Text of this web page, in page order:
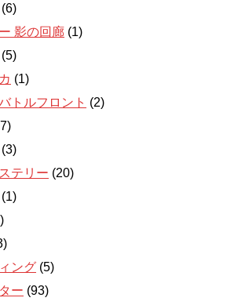
(6)
影の回廊 (1)
(5)
(1)
トルフロント (2)
(3)
テリー (20)
(1)
ング (5)
ー (93)